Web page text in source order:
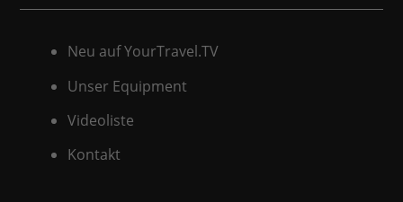
Neu auf YourTravel.TV
Unser Equipment
Videoliste
Kontakt